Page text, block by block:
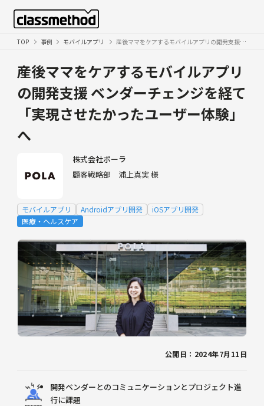
TOP 事例 モバイルアプリ 産後ママをケアするモバイルアプリの開発支援。ベンダーチェンジを経て「実現させたかったユーザー体験」へ
産後ママをケアするモバイルアプリ
の開発支援ベンダーチェンジを経て
「実現させたかったユーザー体験」
へ
株式会社ポーラ
顧客戦略部 浦上真実 様
モバイルアプリ Androidアプリ開発
iOSアプリ開発
医療・ヘルスケア
公開日：2024年7月11日
開発ベンダーとのコミュニケーションとプロジェクト進
行に課題